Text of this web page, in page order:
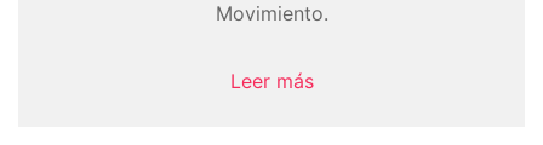
Movimiento.
Leer más